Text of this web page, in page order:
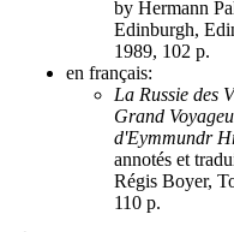
by Hermann
Edinburgh,
1989, 102 p.
en français:
La Russie des
Grand
d'Eymmundr
annotés et
Régis Boyer,
110 p.